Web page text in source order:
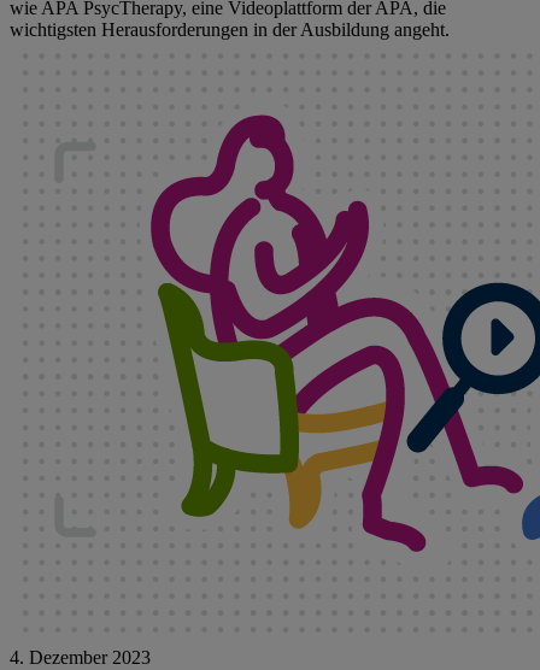
wie APA PsycTherapy, eine Videoplattform der APA, die
wichtigsten Herausforderungen in der Ausbildung angeht.
4. Dezember 2023